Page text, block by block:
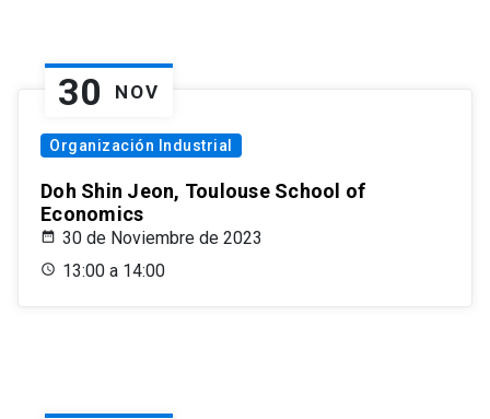
30 NOV
Organización Industrial
Doh Shin Jeon, Toulouse School of
Economics
30 de Noviembre de 2023
13:00 a 14:00